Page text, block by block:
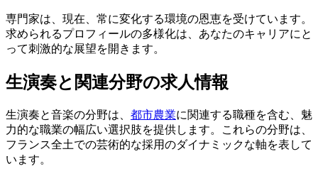
専門家は、現在、常に変化する環境の恩恵を受けています。
求められるプロフィールの多様化は、あなたのキャリアにと
って刺激的な展望を開きます。
生演奏と関連分野の求人情報
生演奏と音楽の分野は、 都市農業に関連する職種を含む、魅
力的な職業の幅広い選択肢を提供します。これらの分野は、
フランス全土での芸術的な採用のダイナミックな軸を表して
います。